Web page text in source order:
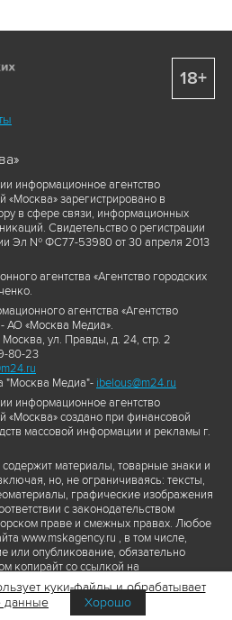
информационное агентство
«Москва» зарегистрировано в
в сфере связи, информационных
Свидетельство о регистрации
Эл № ФС77-53980 от 30 апреля 2013
агентства «Агентство городских
агентства «Агентство
- АО «Москва Медиа».
ул. Правды, д. 24, стр. 2
80-23
"Москва Медиа"- ibelous@m24.ru
информационное агентство
«Москва» создано при финансовой
массовой информации и рекламы г.
материалы, товарные знаки и
но, не ограничиваясь: тексты,
графические изображения
с законодательством
праве и смежных правах. Любое
www.mskagency.ru , в том числе,
или опубликование, обязательно
копирайт со ссылкой на
Медиа», а также гиперссылкой на сайт
информации. Переработка
не допускается.
18+
куки-файлы и обрабатывает
данные
Хорошо